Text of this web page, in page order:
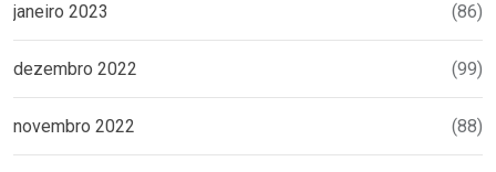
janeiro 2023 (86)
dezembro 2022 (99)
novembro 2022 (88)